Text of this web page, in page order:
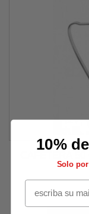
CAFETERA
10%
Solo